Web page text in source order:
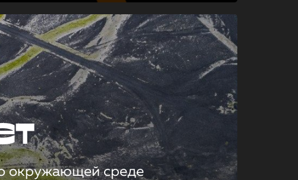
окружающей среде